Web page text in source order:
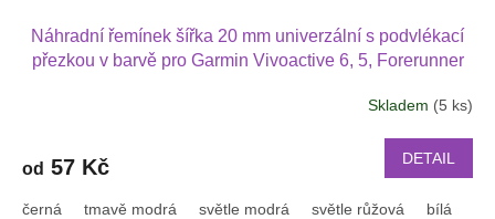
Náhradní řemínek šířka 20 mm univerzální s podvlékací
přezkou v barvě pro Garmin Vivoactive 6, 5, Forerunner
Skladem (5 ks)
od 57 Kč DETAIL
černá tmavě modrá světle modrá světle růžová bílá